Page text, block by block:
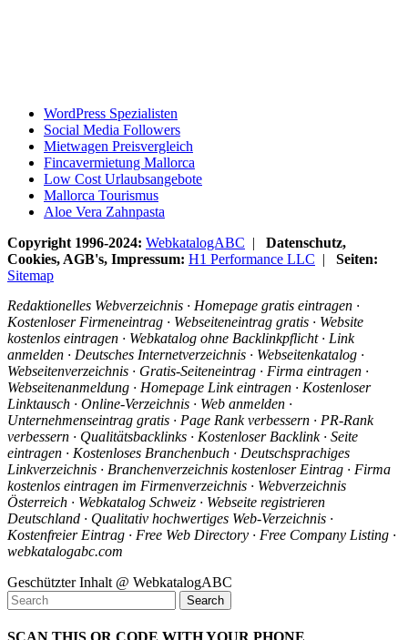
WordPress Spezialisten
Social Media Followers
Mietwagen Preisvergleich
Fincavermietung Mallorca
Low Cost Urlaubsangebote
Mallorca Tourismus
Aloe Vera Zahnpasta
Copyright 1996-2024: WebkatalogABC | Datenschutz,
Cookies, AGB's, Impressum: H1 Performance LLC | Seiten:
Sitemap
Redaktionelles Webverzeichnis · Homepage gratis eintragen ·
Kostenloser Firmeneintrag · Webseiteneintrag gratis · Website
kostenlos eintragen · Webkatalog ohne Backlinkpflicht · Link
anmelden · Deutsches Internetverzeichnis · Webseitenkatalog ·
Webseitenverzeichnis · Gratis-Seiteneintrag · Firma eintragen ·
Webseitenanmeldung · Homepage Link eintragen · Kostenloser
Linktausch · Online-Verzeichnis · Web anmelden ·
Unternehmenseintrag gratis · Page Rank verbessern · PR-Rank
verbessern · Qualitätsbacklinks · Kostenloser Backlink · Seite
eintragen · Kostenloses Branchenbuch · Deutschsprachiges
Linkverzeichnis · Branchenverzeichnis kostenloser Eintrag · Firma
kostenlos eintragen im Firmenverzeichnis · Webverzeichnis
Österreich · Webkatalog Schweiz · Webseite registrieren
Deutschland · Qualitativ hochwertiges Web-Verzeichnis ·
Kostenfreier Eintrag · Free Web Directory · Free Company Listing ·
webkatalogabc.com
Geschützter Inhalt @ WebkatalogABC